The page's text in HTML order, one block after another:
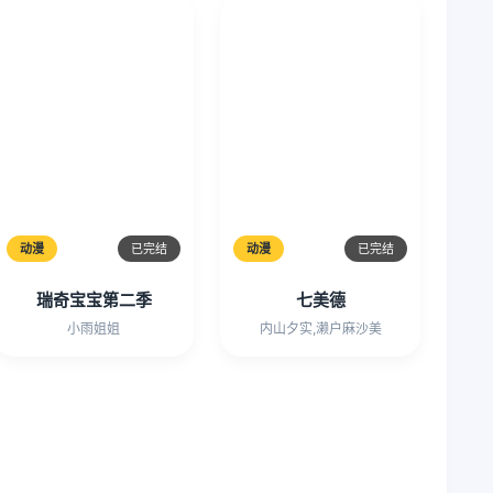
动漫 已完结
瑞奇宝宝第二季
小雨姐姐
动漫 已完结
七美德
内山夕实,濑户麻沙美